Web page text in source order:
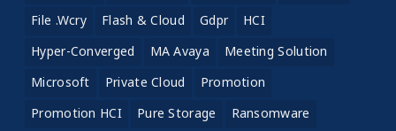
File .wcry
Flash & Cloud Gdpr
HCI
Hyper-Converged
MA Avaya
Meeting Solution
Microsoft
Private Cloud
Promotion
Promotion HCI
Pure Storage
Ransomware